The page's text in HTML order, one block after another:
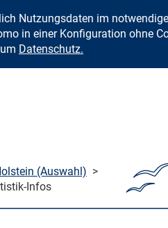
springen
Nutzungsdaten im
in einer Konfiguration ohne
Datenschutz.
(Auswahl) >
Infos